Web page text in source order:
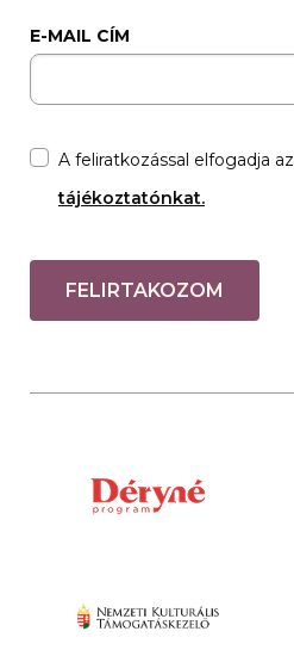
E-MAIL CÍM
A feliratkozással elfogadja az
tájékoztatónkat.
FELIRTAKOZOM